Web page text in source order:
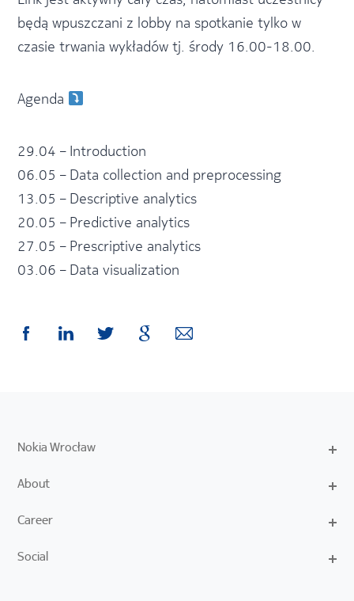
będą wpuszczani z lobby na spotkanie tylko w
czasie trwania wykładów tj. środy 16.00-18.00.
Agenda
29.04 – Introduction
06.05 – Data collection and preprocessing
13.05 – Descriptive analytics
20.05 – Predictive analytics
27.05 – Prescriptive analytics
03.06 – Data visualization
Nokia Wrocław
About
Career
Social